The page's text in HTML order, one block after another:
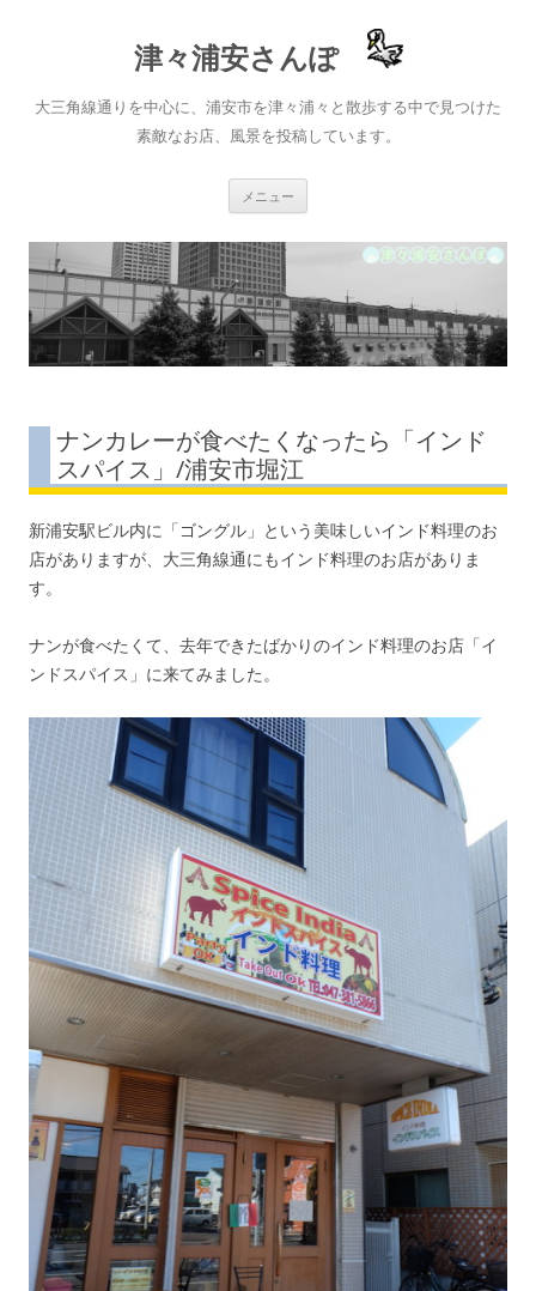
津々浦安さんぽ
大三角線通りを中心に、浦安市を津々浦々と散歩する中で見つけた
素敵なお店、風景を投稿しています。
メニュー
ン
キ
ッ
プ
ナンカレーが食べたくなったら「インド
スパイス」/浦安市堀江
新浦安駅ビル内に「ゴングル」という美味しいインド料理のお
店がありますが、大三角線通にもインド料理のお店がありま
す。
ナンが食べたくて、去年できたばかりのインド料理のお店「イ
ンドスパイス」に来てみました。